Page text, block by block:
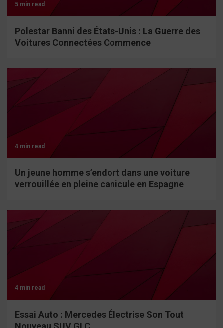
5 min read
Polestar Banni des États-Unis : La Guerre des
Voitures Connectées Commence
4 min read
Un jeune homme s’endort dans une voiture
verrouillée en pleine canicule en Espagne
4 min read
Essai Auto : Mercedes Électrise Son Tout
Nouveau SUV GLC